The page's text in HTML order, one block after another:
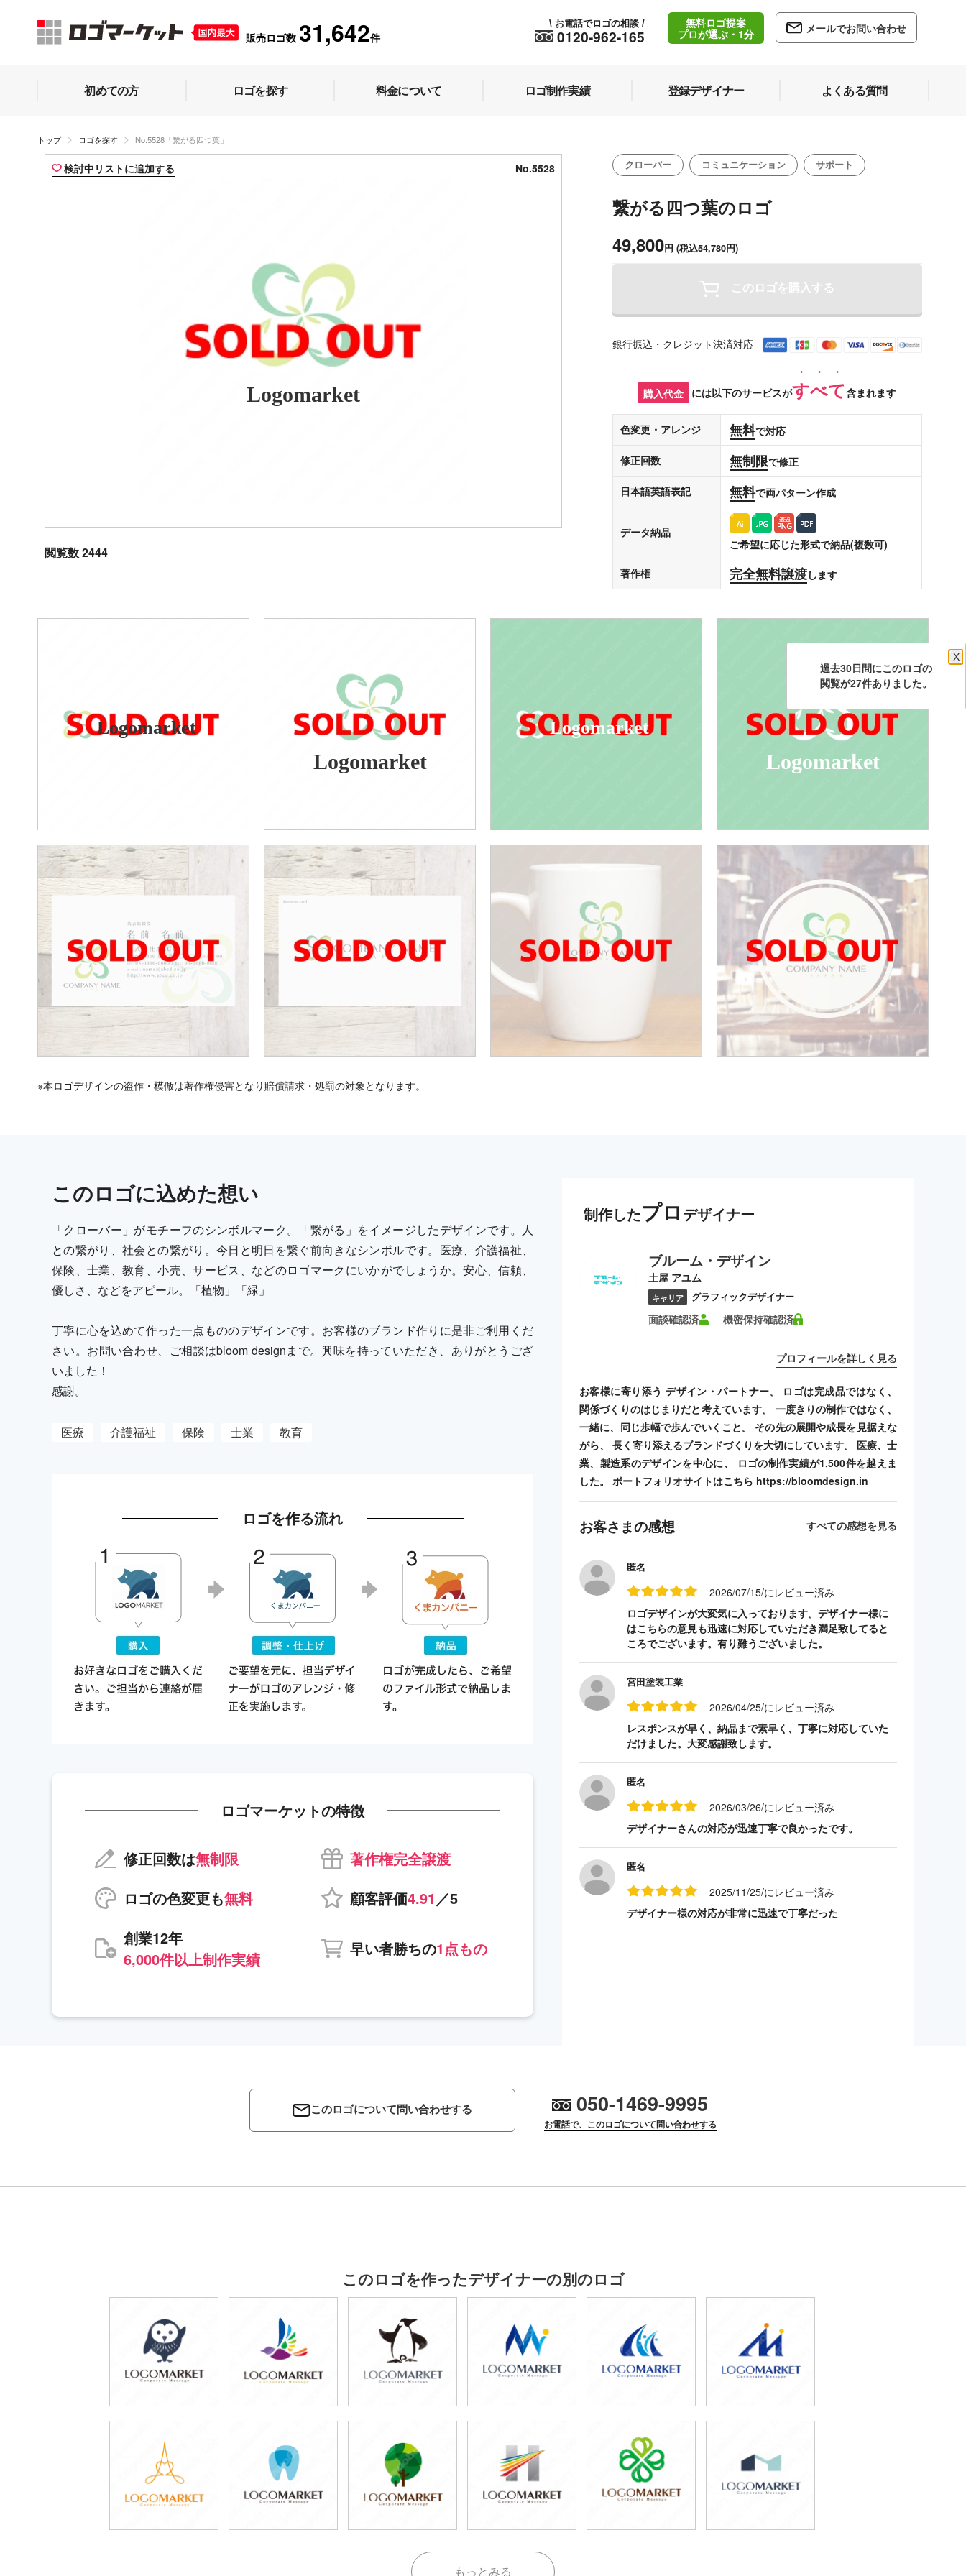
販売ロゴ数 31,642件 0120-962-165
\ お電話でロゴの相談 /
無料ロゴ提案
プロが選ぶ・1分
メールでお問い合わせ
初めての方 ロゴを探す 料金について ロゴ制作実績 登録デザイナー よくある質問
トップ ロゴを探す No.5528「繋がる四つ葉」
検討中リストに追加する No.5528
Logomarket
閲覧数 2444
クローバー コミュニケーション サポート
繋がる四つ葉のロゴ
49,800円 (税込54,780円)
このロゴを購入する
銀行振込・クレジット決済対応
購入代金 には以下のサービスがすべて含まれます
色変更・アレンジ 無料で対応
修正回数 無制限で修正
日本語英語表記 無料で両パターン作成
データ納品
ご希望に応じた形式で納品(複数可)
著作権
完全無料譲渡します
Logomarket
Logomarket
Logomarket
Logomarket
※本ロゴデザインの盗作・模倣は著作権侵害となり賠償請求・処罰の対象となります。
このロゴに込めた想い
「クローバー」がモチーフのシンボルマーク。「繋がる」をイメージしたデザインです。人
との繋がり、社会との繋がり。今日と明日を繋ぐ前向きなシンボルです。医療、介護福祉、
保険、士業、教育、小売、サービス、などのロゴマークにいかがでしょうか。安心、信頼、
優しさ、などをアピール。「植物」「緑」
丁寧に心を込めて作った一点もののデザインです。お客様のブランド作りに是非ご利用くだ
さい。お問い合わせ、ご相談はbloom designまで。興味を持っていただき、ありがとうござ
いました！
感謝。
医療 介護福祉 保険 士業 教育
ロゴを作る流れ
ロゴマーケットの特徴
修正回数は無制限
著作権完全譲渡
ロゴの色変更も無料 顧客評価4.91 ／5
創業12年
6,000件以上制作実績
早い者勝ちの1点もの
制作したプロ デザイナー
ブルーム・デザイン
土屋 アユム
キャリア グラフィックデザイナー
面談確認済 機密保持確認済
プロフィールを詳しく見る
お客様に寄り添う デザイン・パートナー。 ロゴは完成品ではなく、
関係づくりのはじまりだと考えています。 一度きりの制作ではなく、
一緒に、同じ歩幅で歩んでいくこと。 その先の展開や成長を見据えな
がら、 長く寄り添えるブランドづくりを大切にしています。 医療、士
業、製造系のデザインを中心に、 ロゴの制作実績が1,500件を越えま
した。 ポートフォリオサイトはこちら https://bloomdesign.in
お客さまの感想 すべての感想を見る
匿名
2026/07/15/にレビュー済み
ロゴデザインが大変気に入っております。デザイナー様に
はこちらの意見も迅速に対応していただき満足致してると
ころでございます。有り難うございました。
宮田塗装工業
2026/04/25/にレビュー済み
レスポンスが早く、納品まで素早く、丁寧に対応していた
だけました。大変感謝致します。
匿名
2026/03/26/にレビュー済み
デザイナーさんの対応が迅速丁寧で良かったです。
匿名
2025/11/25/にレビュー済み
デザイナー様の対応が非常に迅速で丁寧だった
このロゴについて問い合わせする 050-1469-9995
お電話で、このロゴについて問い合わせする
このロゴを作ったデザイナーの別のロゴ
もっとみる
過去30日間にこのロゴの
X
閲覧が27件ありました。